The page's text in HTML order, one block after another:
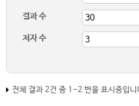
결과 수
저자 수
전체 결과 2건 중 1-2 번을 표시중입니